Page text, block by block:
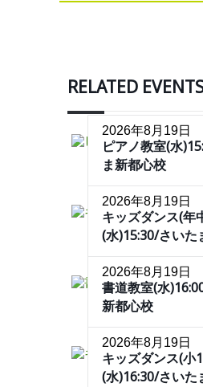
RELATED
2026年8月19日
ピアノ教室(水
ま新都心校
2026年8月19日
キッズダンス(年
(水)15:30/さいた
2026年8月19日
書道教室(水
新都心校
2026年8月19日
キッズダンス(小
(水)16:30/さいた